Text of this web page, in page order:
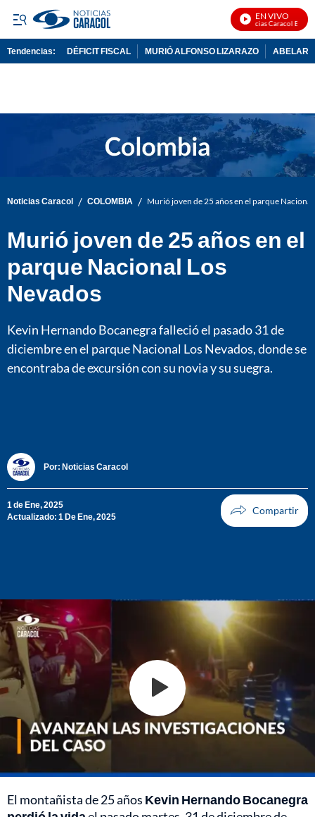
EN VIVO
Noticias Caracol En Vivo
Tendencias: DÉFICIT FISCAL MURIÓ ALFONSO LIZARAZO
Noticias Caracol / COLOMBIA / Murió joven de 25 años en el parque Nacional
Murió joven de 25 años en el
parque Nacional Los
Nevados
Kevin Hernando Bocanegra falleció el pasado 31 de
diciembre en el parque Nacional Los Nevados, donde se
encontraba de excursión con su novia y su suegra.
Por: Noticias Caracol
1 de Ene, 2025
Actualizado: 1 De Ene, 2025
El montañista de 25 años Kevin Hernando Bocanegra